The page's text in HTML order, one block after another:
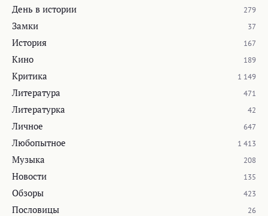
День в истории 279
Замки 37
История 167
Кино 189
Критика 1 149
Литература 471
Литературка 42
Личное 647
Любопытное 1 413
Музыка 208
Новости 135
Обзоры 423
Пословицы 26